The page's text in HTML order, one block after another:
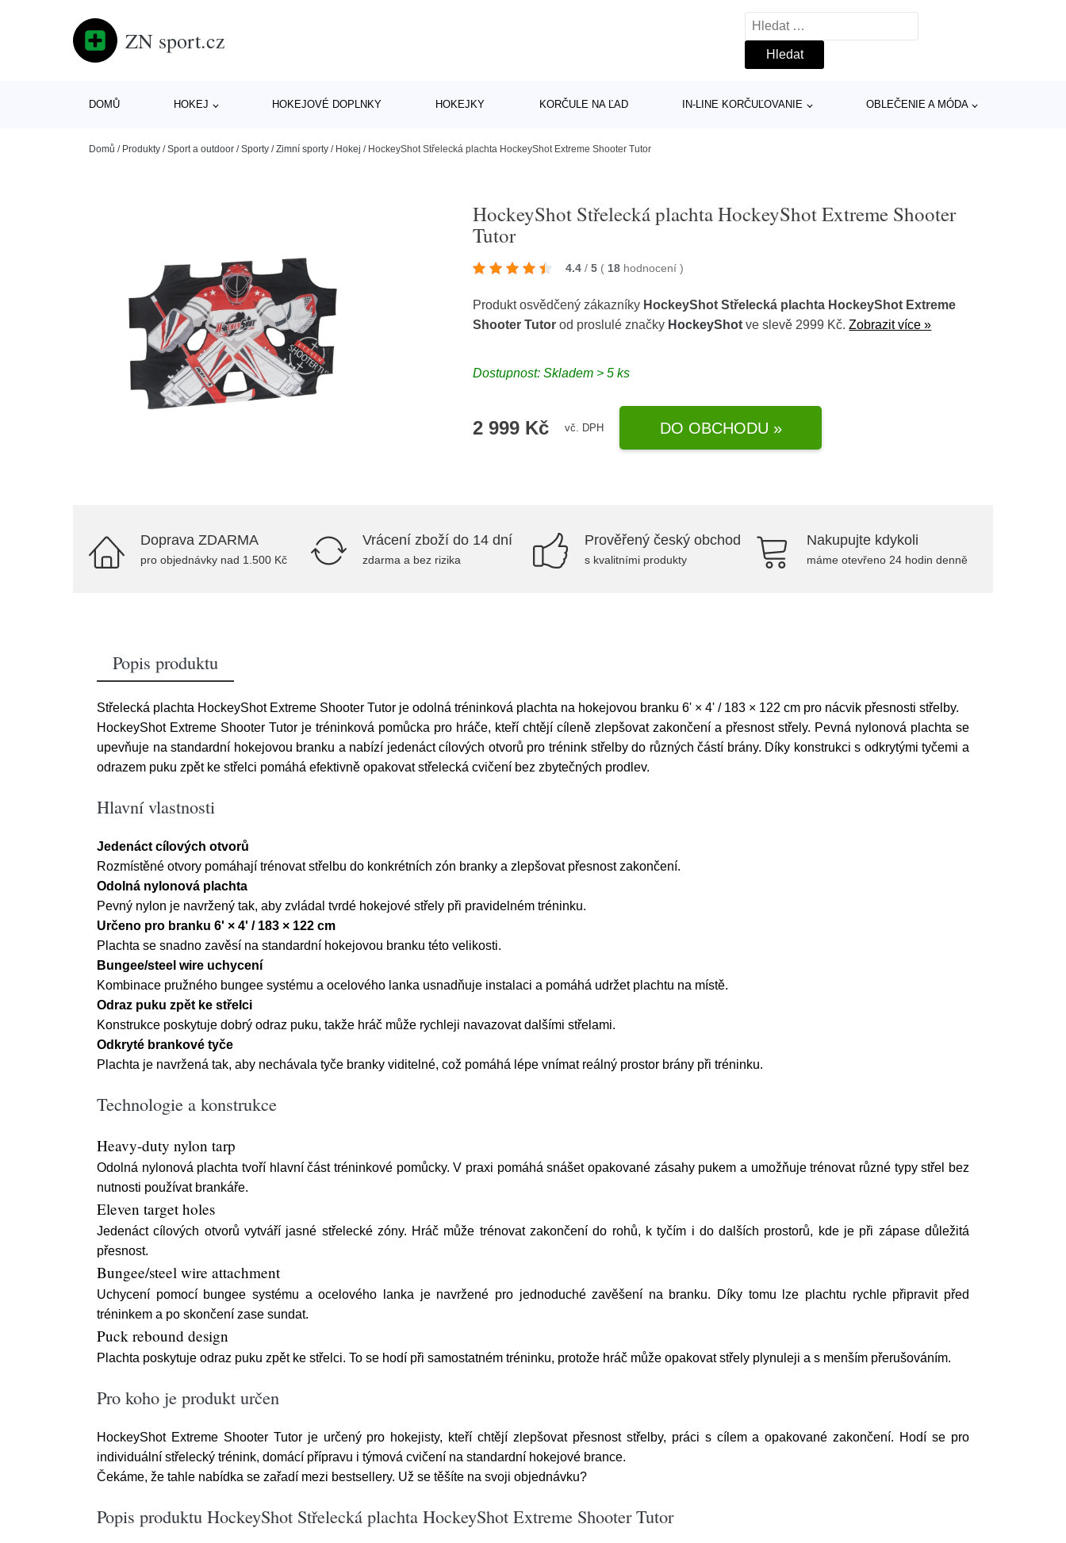
ZN sport.cz
Vyhledávání
DOMŮ HOKEJ HOKEJOVÉ DOPLNKY HOKEJKY KORČULE NA ĽAD IN-LINE KORČUĽOVANIE OBLEČENIE A MÓDA
Domů / Produkty /Sport a outdoor /Sporty /Zimní sporty / Hokej / HockeyShot Střelecká plachta HockeyShot Extreme Shooter Tutor
HockeyShot Střelecká plachta HockeyShot Extreme Shooter
Tutor
4.4 / 5 ( 18 hodnocení)
Produkt osvědčený zákazníky HockeyShot Střelecká plachta HockeyShot Extreme
Shooter Tutor od proslulé značky HockeyShot ve slevě 2999 Kč.Zobrazit více »
Dostupnost: Skladem > 5 ks
2 999 Kč vč. DPH DO OBCHODU »
Doprava ZDARMA
pro objednávky nad 1.500 Kč
Vrácení zboží do 14 dní
zdarma a bez rizika
Prověřený český obchod
s kvalitními produkty
Nakupujte kdykoli
máme otevřeno 24 hodin denně
Popis produktu
Střelecká plachta HockeyShot Extreme Shooter Tutor je odolná tréninková plachta na hokejovou branku 6' × 4' / 183 × 122 cm pro nácvik přesnosti střelby.
HockeyShot Extreme Shooter Tutor je tréninková pomůcka pro hráče, kteří chtějí cíleně zlepšovat zakončení a přesnost střely. Pevná nylonová plachta se
upevňuje na standardní hokejovou branku a nabízí jedenáct cílových otvorů pro trénink střelby do různých částí brány. Díky konstrukci s odkrytými tyčemi a
odrazem puku zpět ke střelci pomáhá efektivně opakovat střelecká cvičení bez zbytečných prodlev.
Hlavní vlastnosti
Jedenáct cílových otvorů
Rozmístěné otvory pomáhají trénovat střelbu do konkrétních zón branky a zlepšovat přesnost zakončení.
Odolná nylonová plachta
Pevný nylon je navržený tak, aby zvládal tvrdé hokejové střely při pravidelném tréninku.
Určeno pro branku 6' × 4' / 183 × 122 cm
Plachta se snadno zavěsí na standardní hokejovou branku této velikosti.
Bungee/steel wire uchycení
Kombinace pružného bungee systému a ocelového lanka usnadňuje instalaci a pomáhá udržet plachtu na místě.
Odraz puku zpět ke střelci
Konstrukce poskytuje dobrý odraz puku, takže hráč může rychleji navazovat dalšími střelami.
Odkryté brankové tyče
Plachta je navržená tak, aby nechávala tyče branky viditelné, což pomáhá lépe vnímat reálný prostor brány při tréninku.
Technologie a konstrukce
Heavy-duty nylon tarp
Odolná nylonová plachta tvoří hlavní část tréninkové pomůcky. V praxi pomáhá snášet opakované zásahy pukem a umožňuje trénovat různé typy střel bez
nutnosti používat brankáře.
Eleven target holes
Jedenáct cílových otvorů vytváří jasné střelecké zóny. Hráč může trénovat zakončení do rohů, k tyčím i do dalších prostorů, kde je při zápase důležitá
přesnost.
Bungee/steel wire attachment
Uchycení pomocí bungee systému a ocelového lanka je navržené pro jednoduché zavěšení na branku. Díky tomu lze plachtu rychle připravit před
tréninkem a po skončení zase sundat.
Puck rebound design
Plachta poskytuje odraz puku zpět ke střelci. To se hodí při samostatném tréninku, protože hráč může opakovat střely plynuleji a s menším přerušováním.
Pro koho je produkt určen
HockeyShot Extreme Shooter Tutor je určený pro hokejisty, kteří chtějí zlepšovat přesnost střelby, práci s cílem a opakované zakončení. Hodí se pro
individuální střelecký trénink, domácí přípravu i týmová cvičení na standardní hokejové brance.
Čekáme, že tahle nabídka se zařadí mezi bestsellery. Už se těšíte na svoji objednávku?
Popis produktu HockeyShot Střelecká plachta HockeyShot Extreme Shooter Tutor